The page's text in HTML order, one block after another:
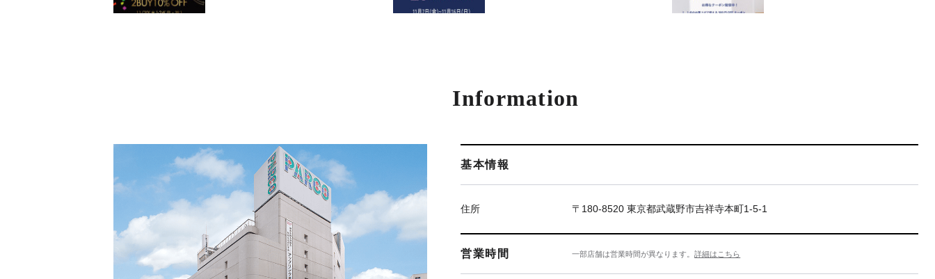
Information
基本情報
住所 〒180-8520 東京都武蔵野市吉祥寺本町1-5-1
営業時間 一部店舗は営業時間が異なります。詳細はこちら